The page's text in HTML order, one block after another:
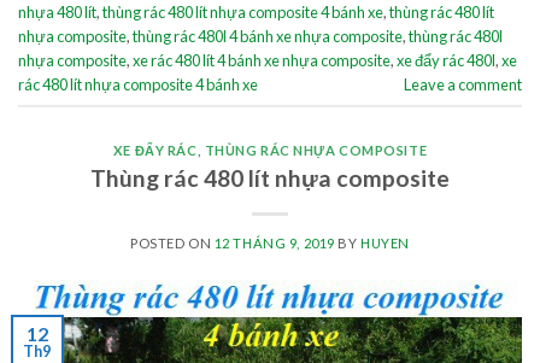
nhựa 480 lít,thùng rác 480 lít nhựa composite 4 bánh xe,thùng rác 480 lít
nhựa composite,thùng rác 480l 4 bánh xe nhựa composite,thùng rác 480l
nhựa composite,xe rác 480 lít 4 bánh xe nhựa composite,xe đẩy rác 480l,xe
rác 480 lít nhựa composite 4 bánh xe
Leave a comment
XE ĐẨY RÁC THÙNG RÁC NHỰA COMPOSITE
Thùng rác 480 lít nhựa composite
POSTED ON 12 THÁNG 9, 2019 BY HUYEN
12
Th9